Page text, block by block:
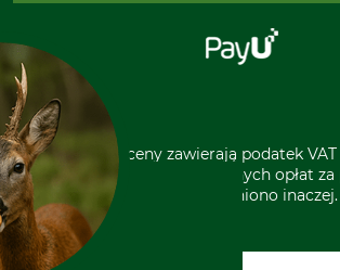
Odstąpienie od zamówienia
Kontakt
Grube w Europie
* Wszystkie ceny zawierają podatek
kosztów wysyłki lub ewentualnych opłat
wyszczególniono inaczej.